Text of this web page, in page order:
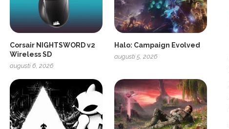
Corsair NIGHTSWORD v2
Wireless SD
augusti 6, 2026
Halo: Campaign Evolved
augusti 5, 2026